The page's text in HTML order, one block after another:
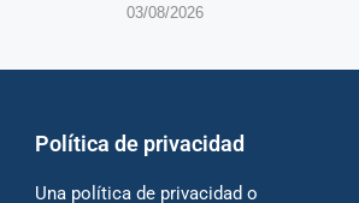
03/08/2026
Política de privacidad
Una política de privacidad o